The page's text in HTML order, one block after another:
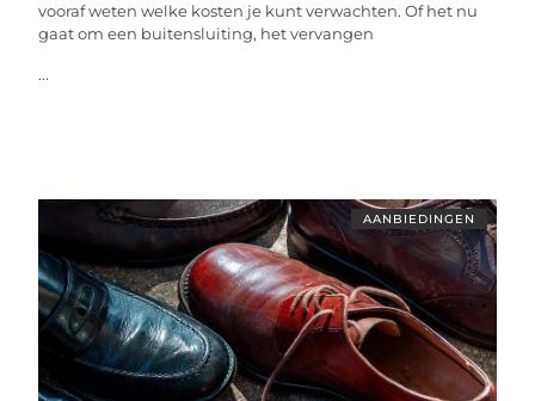
vooraf weten welke kosten je kunt verwachten. Of het nu
gaat om een buitensluiting, het vervangen
...
AANBIEDINGEN